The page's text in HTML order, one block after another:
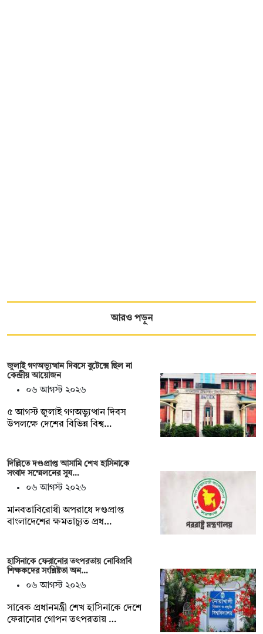
আরও পড়ুন
জুলাই গণঅভ্যুত্থান দিবসে বুটেক্সে ছিল না
কেন্দ্রীয় আয়োজন
০৬ আগস্ট ২০২৬
৫ আগস্ট জুলাই গণঅভ্যুত্থান দিবস
উপলক্ষে দেশের বিভিন্ন বিশ্ব…
দিল্লিতে দণ্ডপ্রাপ্ত আসামি শেখ হাসিনাকে
সংবাদ সম্মেলনের সুয…
০৬ আগস্ট ২০২৬
মানবতাবিরোধী অপরাধে দণ্ডপ্রাপ্ত
বাংলাদেশের ক্ষমতাচ্যুত প্রধ…
হাসিনাকে ফেরানোর তৎপরতায় নোবিপ্রবি
শিক্ষকদের সংশ্লিষ্টতা অন…
০৬ আগস্ট ২০২৬
সাবেক প্রধানমন্ত্রী শেখ হাসিনাকে দেশে
ফেরানোর গোপন তৎপরতায় …